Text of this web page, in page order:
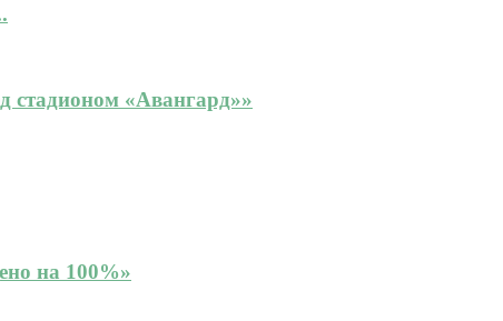
стадионом «Авангард»»
на 100%»